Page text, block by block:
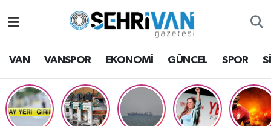
VAN VANSPOR EKONOMİ GÜNCEL SPOR
Van Hava Durumu
VAN Namaz Vakitleri